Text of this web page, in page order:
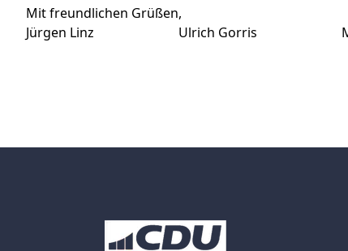
Mit freundlichen Grüßen,
Jürgen Linz Ulrich Gorris